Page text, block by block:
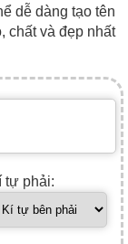
dễ dàng tạo tên
chất và đẹp nhất
tự phải: